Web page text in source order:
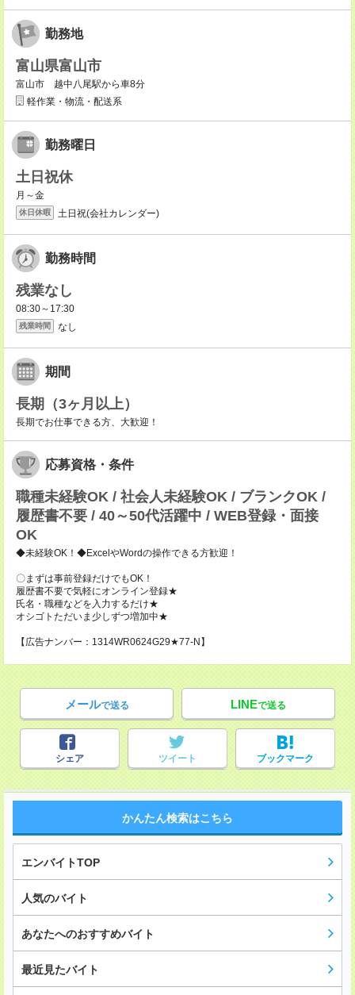
勤務地
富山県富山市
富山市 越中八尾駅から車8分
軽作業・物流・配送系
勤務曜日
土日祝休
月～金
休日休暇 土日祝(会社カレンダー)
勤務時間
残業なし
08:30～17:30
残業時間 なし
期間
長期（3ヶ月以上）
長期でお仕事できる方、大歓迎！
応募資格・条件
職種未経験OK / 社会人未経験OK / ブランクOK /
履歴書不要 / 40～50代活躍中 / WEB登録・面接
OK
◆未経験OK！◆ExcelやWordの操作できる方歓迎！
〇まずは事前登録だけでもOK！
履歴書不要で気軽にオンライン登録★
氏名・職種などを入力するだけ★
オシゴトただいま少しずつ増加中★
【広告ナンバー：1314WR0624G29★77-N】
メールで送る LINEで送る
シェア ツイート ブックマーク
かんたん検索はこちら
エンバイトTOP
人気のバイト
あなたへのおすすめバイト
最近見たバイト